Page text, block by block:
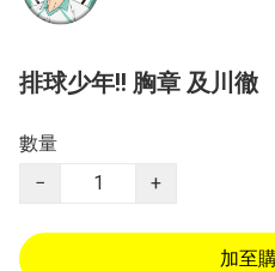
排球少年!! 胸章 及川徹
數量
−
+
加至